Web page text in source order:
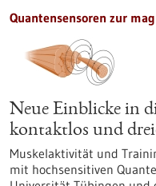
Quantensensoren zur
Neue Einblicke in
kontaktlos und
Muskelaktivität und
mit hochsensitiven